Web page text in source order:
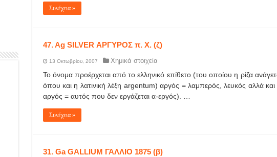
Συνέχεια »
47. Ag SILVER ΑΡΓΥΡΟΣ π. Χ. (ζ)
13 Οκτωβρίου, 2007 Χημικά στοιχεία
Το όνομα προέρχεται από το ελληνικό επίθετο (του οποίου η ρίζα
όπου και η λατινική λέξη argentum) αργός = λαμπερός, λευκός αλλά
αργός = αυτός που δεν εργάζεται α-εργός). …
Συνέχεια »
31. Ga GALLIUM ΓΑΛΛΙΟ 1875 (β)